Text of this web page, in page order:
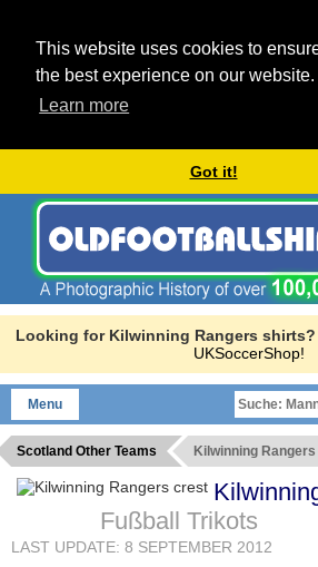
This website uses cookies to
the best experience on our website.
Learn more
Got it!
Looking for Kilwinning Rangers shirts?
UKSoccerShop!
Menu
Scotland Other Teams Kilwinning Rangers
Fußball Trikots
LAST UPDATE: 8 SEPTEMBER 2012